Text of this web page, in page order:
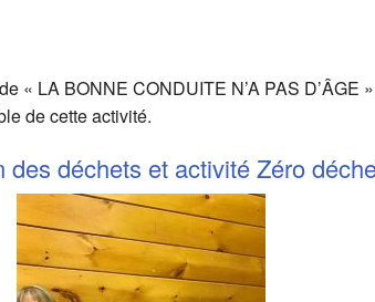
« LA BONNE CONDUITE N’A PAS D’ÂGE
de cette activité.
déchets et activité Zéro